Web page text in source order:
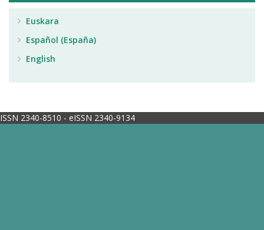
Euskara
Español (España)
English
ISSN 2340-8510 - eISSN 2340-9134